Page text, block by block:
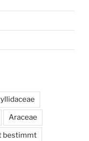
Araceae
bestimmt